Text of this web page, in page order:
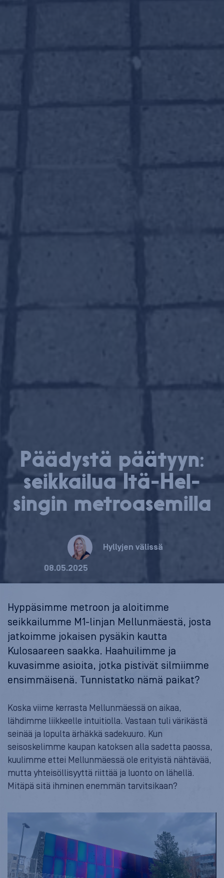
Päädystä päätyyn:
seikkailua Itä-Hel­
sin­gin met­roa­se­mil­la
Hyllyjen välissä
08.05.2025
Hyppäsimme metroon ja aloitimme
seikkailumme M1-linjan Mellunmäestä, josta
jatkoimme jokaisen pysäkin kautta
Kulosaareen saakka. Haahuilimme ja
kuvasimme asioita, jotka pistivät silmiimme
ensimmäisenä. Tunnistatko nämä paikat?
Koska viime kerrasta Mellunmäessä on aikaa,
lähdimme liikkeelle intuitiolla. Vastaan tuli värikästä
seinää ja lopulta ärhäkkä sadekuuro. Kun
seisoskelimme kaupan katoksen alla sadetta paossa,
kuulimme ettei Mellunmäessä ole erityistä nähtävää,
mutta yhteisöllisyyttä riittää ja luonto on lähellä.
Mitäpä sitä ihminen enemmän tarvitsikaan?